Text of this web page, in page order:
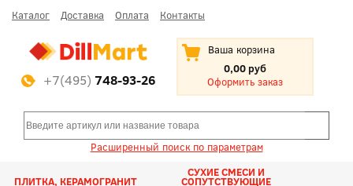
Каталог Доставка Оплата Контакты
+7(495) 748-93-26
Ваша корзина
0,00 руб
Оформить заказ
Расширенный поиск по параметрам
ПЛИТКА, КЕРАМОГРАНИТ
СУХИЕ СМЕСИ И
СОПУТСТВУЮЩИЕ